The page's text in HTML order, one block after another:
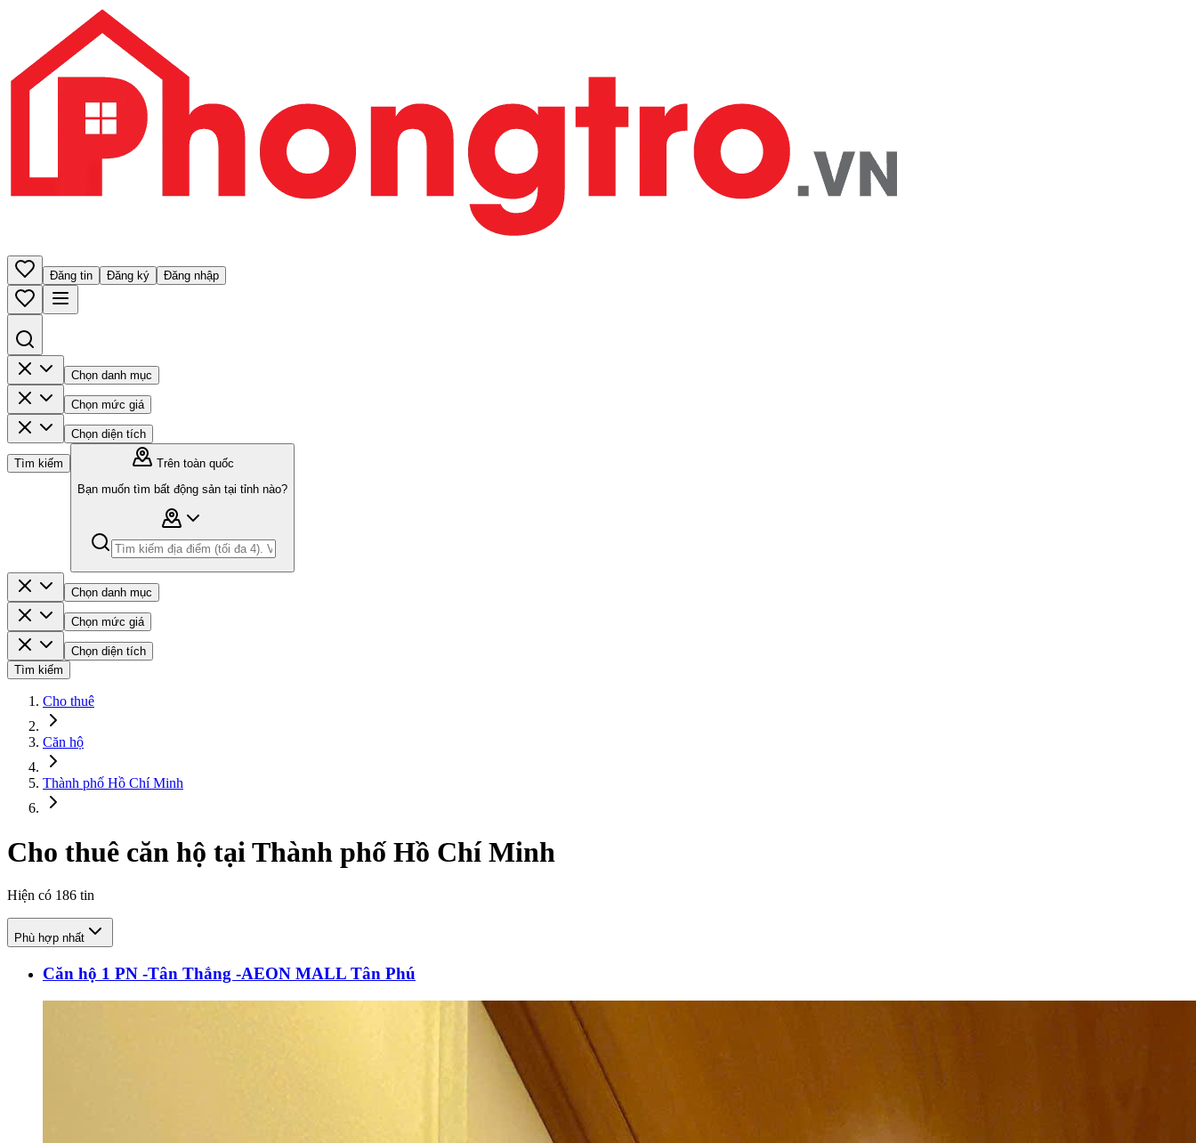
Đăng tin Đăng ký Đăng nhập
Chọn danh mục
Chọn mức giá
Chọn diện tích
Tìm kiếm
Trên toàn quốc
Bạn muốn tìm bất động sản tại tỉnh nào?
Chọn danh mục
Chọn mức giá
Chọn diện tích
Tìm kiếm
Cho thuê
Căn hộ
Thành phố Hồ Chí Minh
Cho thuê căn hộ tại Thành phố Hồ Chí Minh
Hiện có 186 tin
Phù hợp nhất
Căn hộ 1 PN -Tân Thắng -AEON MALL Tân Phú